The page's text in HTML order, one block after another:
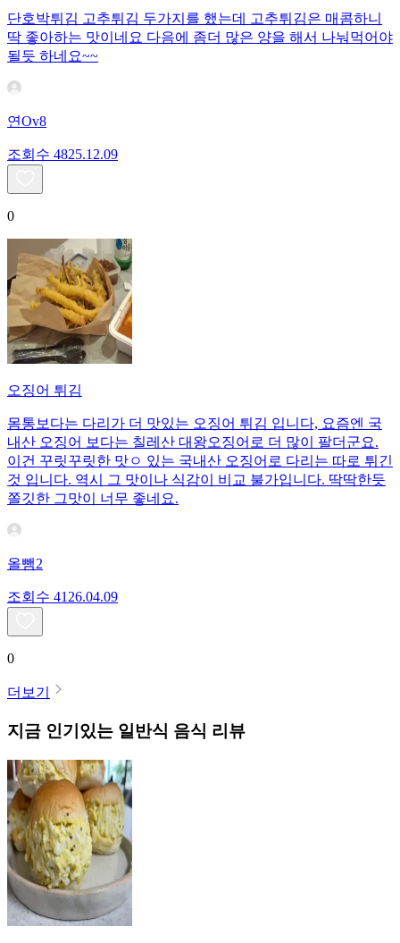
단호박튀김 고추튀김 두가지를 했는데 고추튀김은 매콤하니
딱 좋아하는 맛이네요 다음에 좀더 많은 양을 해서 나눠먹어야
될듯 하네요~~
연Ov8
조회수 4825.12.09
0
오징어 튀김
몸통보다는 다리가 더 맛있는 오징어 튀김 입니다, 요즘엔 국
내산 오징어 보다는 칠레산 대왕오징어로 더 많이 팔더군요.
이건 꾸릿꾸릿한 맛ㅇ 있는 국내산 오징어로 다리는 따로 튀긴
것 입니다. 역시 그 맛이나 식감이 비교 불가입니다. 딱딱한듯
쫄깃한 그맛이 너무 좋네요.
올뺌2
조회수 41 26.04.09
0
더보기
지금 인기있는 일반식 음식 리뷰